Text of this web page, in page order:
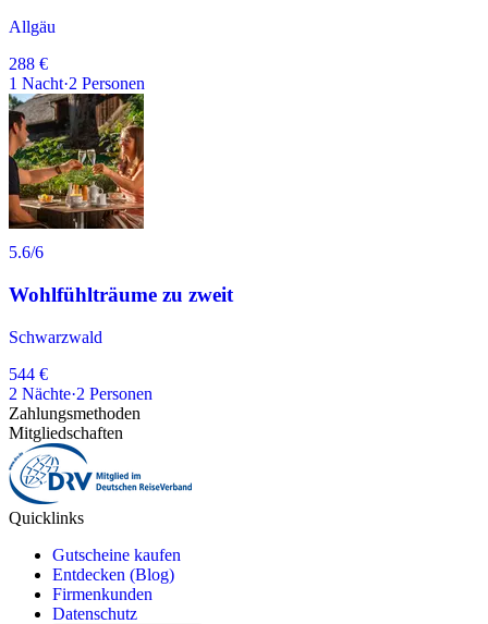
Allgäu
288 €
1 Nacht·2 Personen
5.6/6
Wohlfühlträume zu zweit
Schwarzwald
544 €
2 Nächte·2 Personen
Zahlungsmethoden
Mitgliedschaften
Quicklinks
Gutscheine kaufen
Entdecken (Blog)
Firmenkunden
Datenschutz